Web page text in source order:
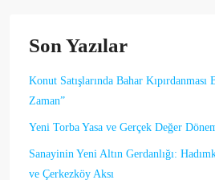
Son Yazılar
Konut Satışlarında Bahar
Zaman”
Yeni Torba Yasa ve Gerçek Değer
Sanayinin Yeni Altın Gerdanlığı:
ve Çerkezköy Aksı